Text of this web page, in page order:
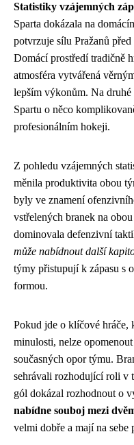
Statistiky vzájemných
Sparta dokázala na
potvrzuje sílu Pražanů
Domácí prostředí tradičně
atmosféra vytvářená
lepším výkonům. Na
Spartu o něco
profesionálním hokeji.
Z pohledu vzájemných
měnila produktivita obou
byly ve znamení
vstřelených branek na
dominovala defenzivní
může nabídnout další
týmy přistupují k zápasu s
formou.
Pokud jde o klíčové
minulosti, nelze
současných opor týmu.
sehrávali rozhodující roli v
gól dokázal rozhodnout o
nabídne souboj mezi
velmi dobře a mají na sebe